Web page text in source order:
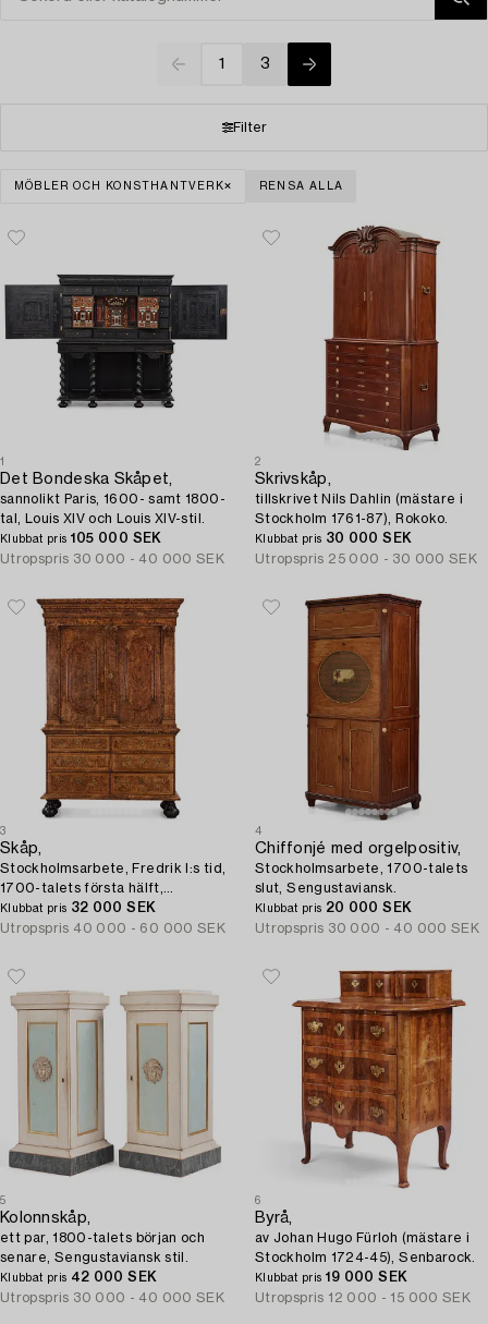
1 3
Filter
MÖBLER OCH KONSTHANTVERK RENSA ALLA
1
Det Bondeska Skåpet,
sannolikt Paris, 1600- samt 1800-
tal, Louis XIV och Louis XIV-stil.
Klubbat pris 105 000 SEK
Utropspris 30 000 - 40 000 SEK
2
Skrivskåp,
tillskrivet Nils Dahlin (mästare i
Stockholm 1761-87), Rokoko.
Klubbat pris 30 000 SEK
Utropspris 25 000 - 30 000 SEK
3
Skåp,
Stockholmsarbete, Fredrik I:s tid,
1700-talets första hälft,
Senbarock.
Klubbat pris 32 000 SEK
Utropspris 40 000 - 60 000 SEK
4
Chiffonjé med orgelpositiv,
Stockholmsarbete, 1700-talets
slut, Sengustaviansk.
Klubbat pris 20 000 SEK
Utropspris 30 000 - 40 000 SEK
5
Kolonnskåp,
ett par, 1800-talets början och
senare, Sengustaviansk stil.
Klubbat pris 42 000 SEK
Utropspris 30 000 - 40 000 SEK
6
Byrå,
av Johan Hugo Fürloh (mästare i
Stockholm 1724-45), Senbarock.
Klubbat pris 19 000 SEK
Utropspris 12 000 - 15 000 SEK